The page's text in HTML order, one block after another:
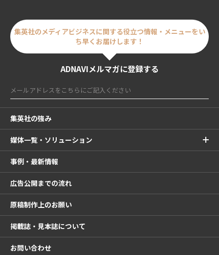
集英社のメディアビジネスに関する役立つ情報・メニューをい
ち早くお届けします！
ADNAVIメルマガに登録する
集英社の強み
媒体一覧・ソリューション
事例・最新情報
広告公開までの流れ
原稿制作上のお願い
掲載誌・見本誌について
お問い合わせ